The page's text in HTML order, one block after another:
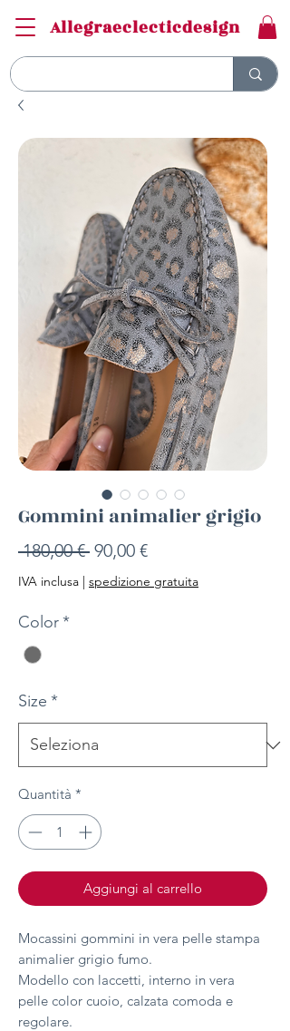
Allegraeclecticdesign
Gommini animalier grigio
180,00 € Prezzo
regolare
90,00 €Prezzo
scontato
IVA inclusa | spedizione gratuita
Color*
Size *
Quantità *
Aggiungi al carrello
Mocassini gommini in vera pelle stampa
animalier grigio fumo.
Modello con laccetti, interno in vera
pelle color cuoio, calzata comoda e
regolare.